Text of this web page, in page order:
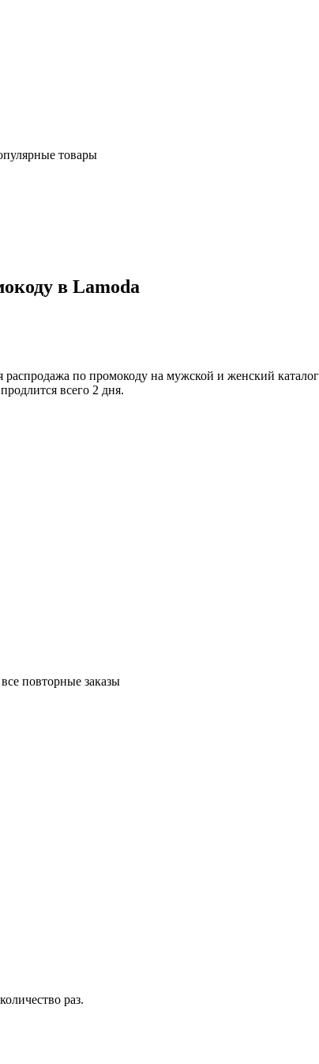
товары
в Lamoda
распродажа по промокоду на мужской и женский
всего 2 дня.
повторные заказы
раз.